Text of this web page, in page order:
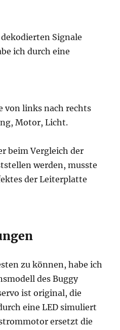
Signale
ich durch eine
von links nach rechts
Motor, Licht.
beim Vergleich der
werden, musste
der Leiterplatte
zu können, habe ich
des Buggy
ist original, die
eine LED simuliert
ersetzt die